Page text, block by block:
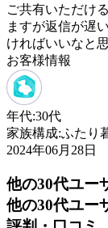
ご共有いただけ
ますが返信が遅
ければいいなと
お客様情報
年代:30代
家族構成:ふたり
2024年06月28日
他の30代ユー
他の30代ユー